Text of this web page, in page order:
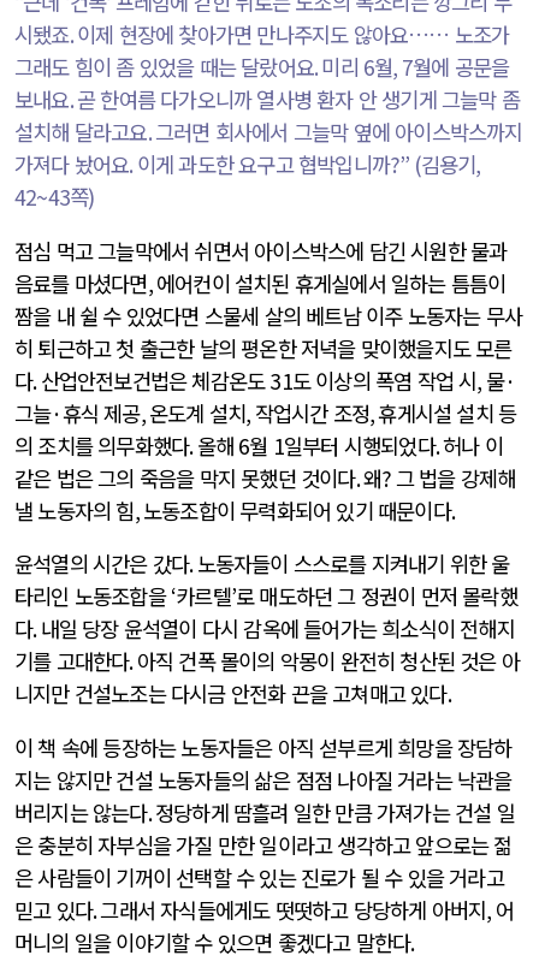
시됐죠.이제 현장에 찾아가면 만나주지도 않아요…… 노조가
그래도 힘이 좀 있었을 때는 달랐어요.미리 6월, 7월에 공문을
보내요.곧 한여름 다가오니까 열사병 환자 안 생기게 그늘막 좀
설치해 달라고요.그러면 회사에서 그늘막 옆에 아이스박스까지
가져다 놨어요. 이게 과도한 요구고 협박입니까?” (김용기,
42~43쪽)
점심 먹고 그늘막에서 쉬면서 아이스박스에 담긴 시원한 물과
음료를 마셨다면,에어컨이 설치된 휴게실에서 일하는 틈틈이
짬을 내 쉴 수 있었다면 스물세 살의 베트남 이주 노동자는 무사
히 퇴근하고 첫 출근한 날의 평온한 저녁을 맞이했을지도 모른
다.산업안전보건법은 체감온도31도 이상의 폭염 작업 시, 물·
그늘·휴식 제공,온도계 설치, 작업시간 조정,휴게시설 설치 등
의 조치를 의무화했다.올해 6월 1일부터 시행되었다.허나 이
같은 법은 그의 죽음을 막지 못했던 것이다.왜?그 법을 강제해
낼 노동자의 힘,노동조합이 무력화되어 있기 때문이다.
윤석열의 시간은 갔다.노동자들이 스스로를 지켜내기 위한 울
타리인 노동조합을‘카르텔’로 매도하던 그 정권이 먼저 몰락했
다.내일 당장 윤석열이 다시 감옥에 들어가는 희소식이 전해지
기를 고대한다.아직 건폭 몰이의 악몽이 완전히 청산된 것은 아
니지만 건설노조는 다시금 안전화 끈을 고쳐매고 있다.
이 책 속에 등장하는 노동자들은 아직 섣부르게 희망을 장담하
지는 않지만 건설 노동자들의 삶은 점점 나아질 거라는 낙관을
버리지는 않는다.정당하게 땀흘려 일한 만큼 가져가는 건설 일
은 충분히 자부심을 가질 만한 일이라고 생각하고 앞으로는 젊
은 사람들이 기꺼이 선택할 수 있는 진로가 될 수 있을 거라고
믿고 있다.그래서 자식들에게도 떳떳하고 당당하게 아버지, 어
머니의 일을 이야기할 수 있으면 좋겠다고 말한다.